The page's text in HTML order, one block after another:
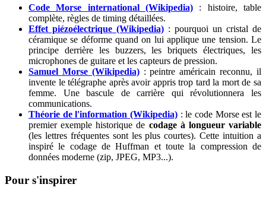
Code Morse international (Wikipedia) : histoire, table
complète, règles de timing détaillées.
Effet piézoélectrique (Wikipedia) : pourquoi un cristal de
céramique se déforme quand on lui applique une tension. Le
principe derrière les buzzers, les briquets électriques, les
microphones de guitare et les capteurs de pression.
Samuel Morse (Wikipedia): peintre américain reconnu, il
invente le télégraphe après avoir appris trop tard la mort de sa
femme. Une bascule de carrière qui révolutionnera les
communications.
Théorie de l'information (Wikipedia) : le code Morse est le
premier exemple historique de codage à longueur variable
(les lettres fréquentes sont les plus courtes). Cette intuition a
inspiré le codage de Huffman et toute la compression de
données moderne (zip, JPEG, MP3...).
Pour s'inspirer